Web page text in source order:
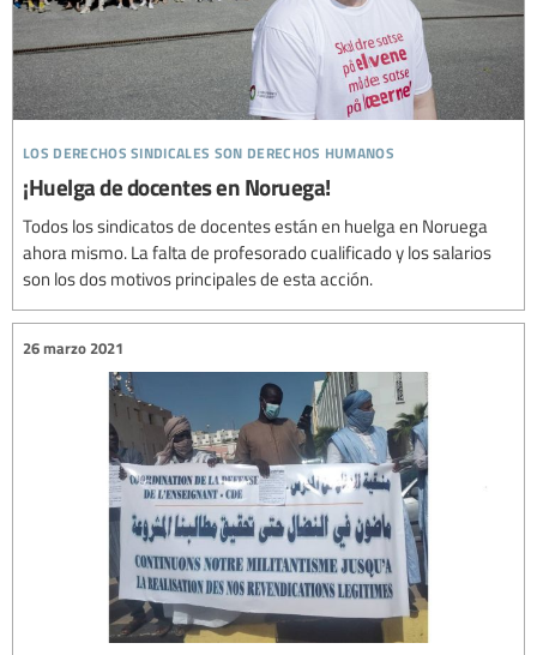
los derechos sindicales son derechos humanos
¡Huelga de docentes en Noruega!
Todos los sindicatos de docentes están en huelga en Noruega
ahora mismo. La falta de profesorado cualificado y los salarios
son los dos motivos principales de esta acción.
26 marzo 2021